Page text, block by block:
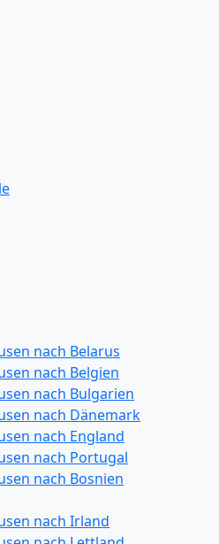
nach Belarus
nach Belgien
nach Bulgarien
nach Dänemark
nach England
nach Portugal
nach Bosnien
nach Irland